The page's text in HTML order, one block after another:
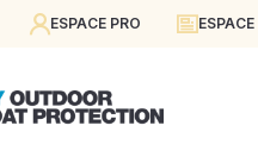
ESPACE PRO